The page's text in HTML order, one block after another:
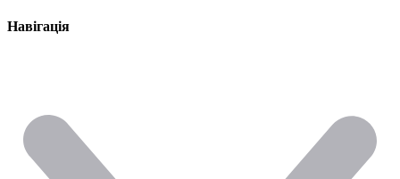
Навігація